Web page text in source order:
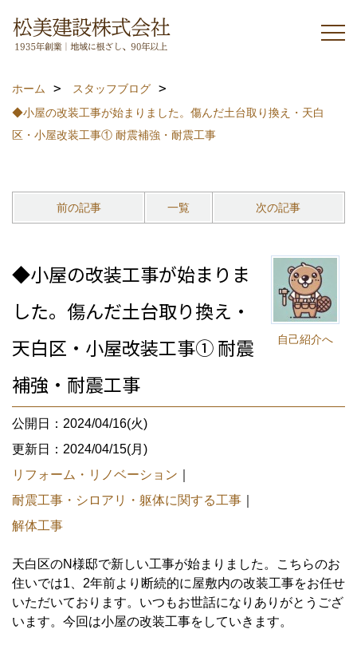
ホーム
スタッフブログ
◆小屋の改装工事が始まりました。傷んだ土台取り換え・天白
区・小屋改装工事① 耐震補強・耐震工事
前の記事 一覧 次の記事
自己紹介へ
◆小屋の改装工事が始まりま
した。傷んだ土台取り換え・
天白区・小屋改装工事① 耐震
補強・耐震工事
公開日：2024/04/16(火)
更新日：2024/04/15(月)
リフォーム・リノベーション
耐震工事・シロアリ・躯体に関する工事
解体工事
天白区のN様邸で新しい工事が始まりました。こちらのお
住いでは1、2年前より断続的に屋敷内の改装工事をお任せ
いただいております。いつもお世話になりありがとうござ
います。今回は小屋の改装工事をしていきます。